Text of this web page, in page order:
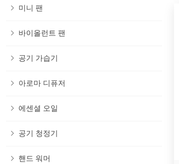
미니 팬
바이올런트 팬
공기 가습기
아로마 디퓨저
에센셜 오일
공기 청정기
핸드 워머